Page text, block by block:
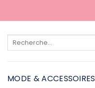
Recherche
MODE & ACCESSOIRES